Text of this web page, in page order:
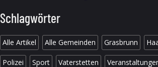
Schlagwörter
Alle Artikel Alle Gemeinden Grasbrunn
Polizei Sport Vaterstetten